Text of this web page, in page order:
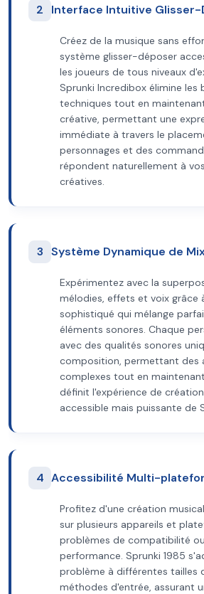
2 Interface Intuitive Glisser-
Créez de la musique sans
système glisser-déposer
les joueurs de tous niveaux
Sprunki Incredibox élimine les
techniques tout en
créative, permettant une
immédiate à travers le
personnages et des
répondent naturellement à
créatives.
3 Système Dynamique de
Expérimentez avec la
mélodies, effets et voix grâce
sophistiqué qui mélange
éléments sonores. Chaque
avec des qualités sonores
composition, permettant des
complexes tout en
définit l'expérience de
accessible mais puissante de
4 Accessibilité Multi-
Profitez d'une création
sur plusieurs appareils et
problèmes de compatibilité
performance. Sprunki 1985
problème à différentes tailles
méthodes d'entrée, assurant